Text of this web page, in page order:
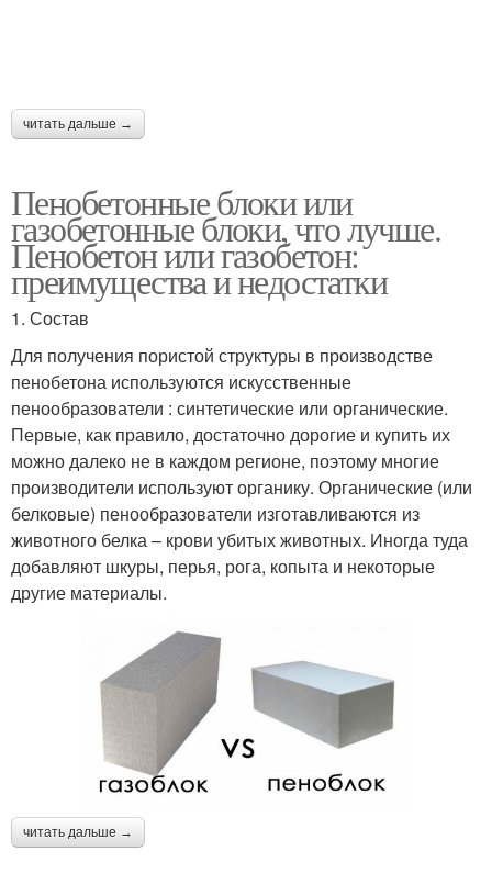
читать дальше →
Пенобетонные блоки или
газобетонные блоки, что лучше.
Пенобетон или газобетон:
преимущества и недостатки
1. Состав
Для получения пористой структуры в производстве
пенобетона используются искусственные
пенообразователи : синтетические или органические.
Первые, как правило, достаточно дорогие и купить их
можно далеко не в каждом регионе, поэтому многие
производители используют органику. Органические (или
белковые) пенообразователи изготавливаются из
животного белка – крови убитых животных. Иногда туда
добавляют шкуры, перья, рога, копыта и некоторые
другие материалы.
читать дальше →